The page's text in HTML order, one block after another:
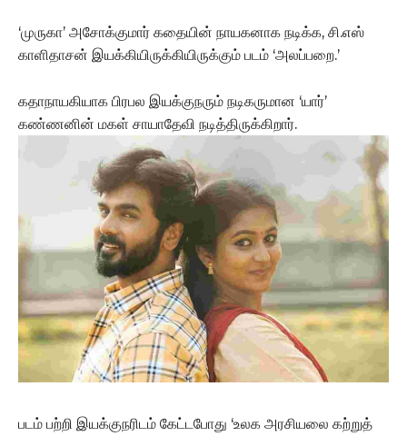
‘முருகா’ அசோக்குமார் கதையின் நாயகனாக நடிக்க, சி.எஸ்
காளிதாசன் இயக்கியிருக்கியிருக்கும் படம் ‘அலப்பறை.’
கதாநாயகியாக பிரபல இயக்குநரும் நடிகருமான ‘யார்’
கண்ணனின் மகள் சாயாதேவி நடித்திருக்கிறார்.
படம் பற்றி இயக்குநரிடம் கேட்டபோது ‘உலக அரசியலை கற்றுத்